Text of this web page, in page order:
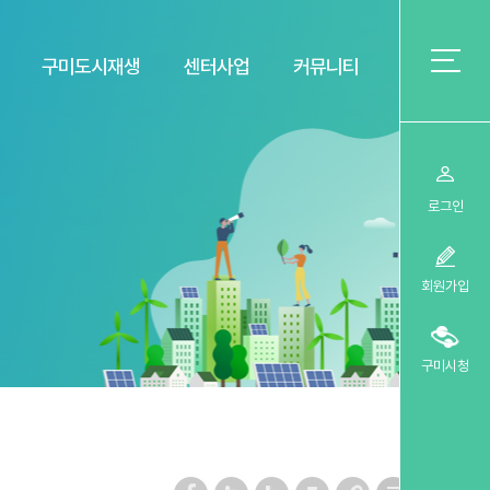
로그인
회원가입
구미시청
구미도시재생 센터사업 커뮤니티